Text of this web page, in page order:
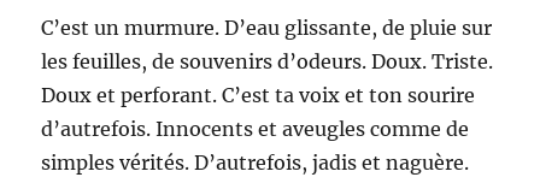
C’est un murmure. D’eau glissante, de pluie sur
les feuilles, de souvenirs d’odeurs. Doux. Triste.
Doux et perforant. C’est ta voix et ton sourire
d’autrefois. Innocents et aveugles comme de
simples vérités. D’autrefois, jadis et naguère.